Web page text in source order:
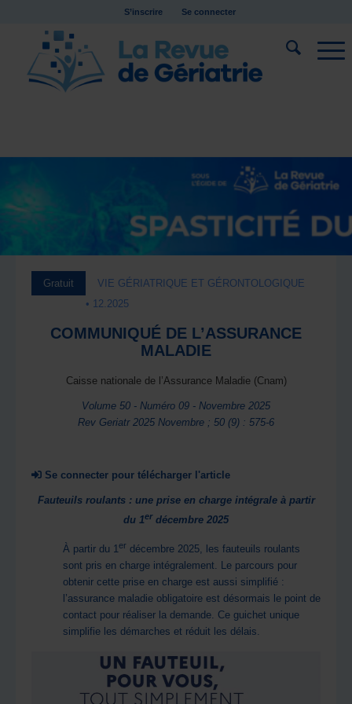
S’inscrire Se connecter
Gratuit
VIE GÉRIATRIQUE ET GÉRONTOLOGIQUE
• 12.2025
COMMUNIQUÉ DE L’ASSURANCE
MALADIE
Caisse nationale de l’Assurance Maladie (Cnam)
Volume 50 - Numéro 09 - Novembre 2025
Rev Geriatr 2025 Novembre ; 50 (9) : 575-6
Se connecter pour télécharger l'article
Fauteuils roulants : une prise en charge intégrale à partir
du 1er décembre 2025
À partir du 1 er décembre 2025, les fauteuils roulants
sont pris en charge intégralement. Le parcours pour
obtenir cette prise en charge est aussi simplifié :
l’assurance maladie obligatoire est désormais le point de
contact pour réaliser la demande. Ce guichet unique
simplifie les démarches et réduit les délais.